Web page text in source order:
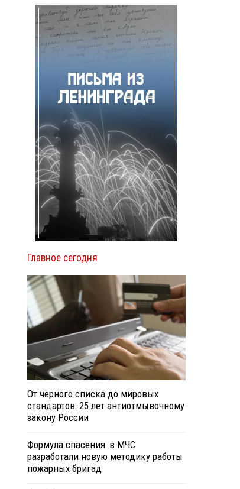
Главное сегодня
От черного списка до мировых
стандартов: 25 лет антиотмывочному
закону России
Формула спасения: в МЧС
разработали новую методику работы
пожарных бригад